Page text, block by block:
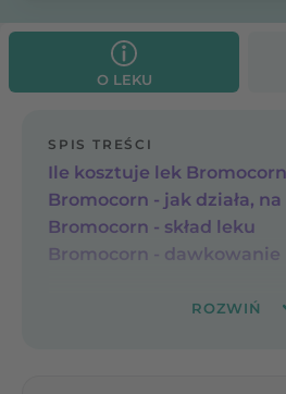
O LEKU
SPIS TREŚCI
Ile kosztuje lek
Bromocorn - jak działa,
Bromocorn - skład leku
Bromocorn - dawkowanie